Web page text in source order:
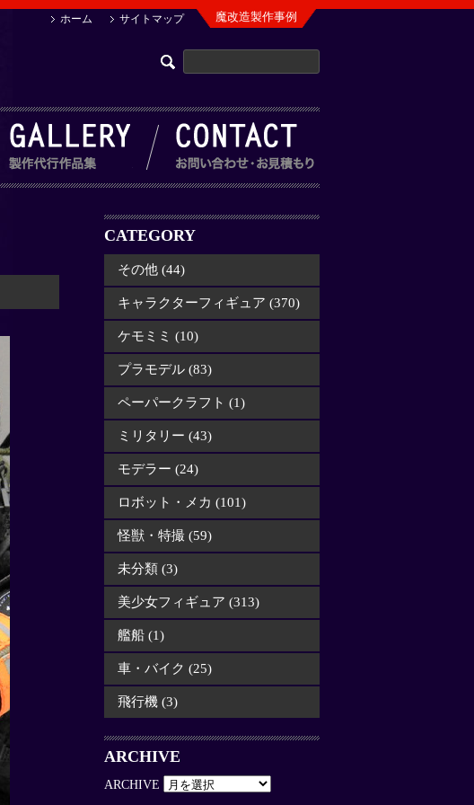
魔改造製作事例
サイトマップ
ホーム
CATEGORY
その他 (44)
キャラクターフィギュア (370)
ケモミミ (10)
プラモデル (83)
ペーパークラフト (1)
ミリタリー (43)
モデラー (24)
ロボット・メカ (101)
怪獣・特撮 (59)
未分類 (3)
美少女フィギュア (313)
艦船 (1)
車・バイク (25)
飛行機 (3)
ARCHIVE
ARCHIVE